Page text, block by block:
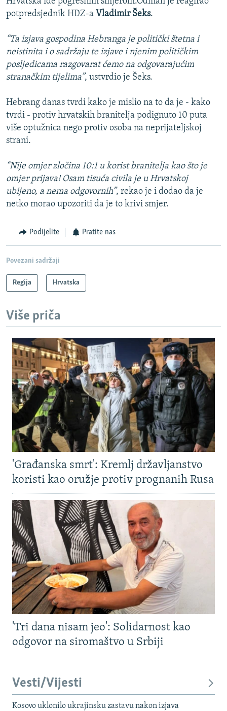
potpredsjednik HDZ-a Vladimir Šeks.
“Ta izjava gospodina Hebranga je politički štetna i
neistinita i o sadržaju te izjave i njenim političkim
posljedicama razgovarat ćemo na odgovarajućim
stranačkim tijelima”, ustvrdio je Šeks.
Hebrang danas tvrdi kako je mislio na to da je - kako
tvrdi - protiv hrvatskih branitelja podignuto 10 puta
više optužnica nego protiv osoba na neprijateljskoj
strani.
“Nije omjer zločina 10:1 u korist branitelja kao što je
omjer prijava! Osam tisuća civila je u Hrvatskoj
ubijeno, a nema odgovornih”, rekao je i dodao da je
netko morao upozoriti da je to krivi smjer.
Podijelite Pratite nas
Povezani sadržaji
Regija Hrvatska
Više priča
'Građanska smrt': Kremlj državljanstvo
koristi kao oružje protiv prognanih Rusa
'Tri dana nisam jeo': Solidarnost kao
odgovor na siromaštvo u Srbiji
Vesti/Vijesti
Kosovo uklonilo ukrajinsku zastavu nakon izjava